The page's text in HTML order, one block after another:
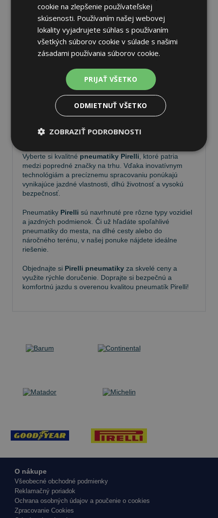
A A 69 dB
Nie je skladom Sledovať naskladnenie
Pneumatiky Pirelli – kvalita a
spoľahlivosť na každej ceste
Vyberte si kvalitné pneumatiky Pirelli , ktoré patria
medzi popredné značky na trhu. Vďaka inovatívnym
technológiám a precíznemu spracovaniu ponúkajú
vynikajúce jazdné vlastnosti, dlhú životnosť a vysokú
bezpečnosť.
Pneumatiky Pirelli sú navrhnuté pre rôzne typy vozidiel
a jazdných podmienok. Či už hľadáte spoľahlivé
pneumatiky do mesta, na dlhé cesty alebo do
náročného terénu, v našej ponuke nájdete ideálne
riešenie.
Objednajte si Pirelli pneumatiky za skvelé ceny a
využite rýchle doručenie. Doprajte si bezpečnú a
komfortnú jazdu s overenou kvalitou pneumatík Pirelli!
O nákupe
Všeobecné obchodné podmienky
Reklamačný poriadok
Ochrana osobných údajov a poučenie o cookies
Zpracovanie Cookies
cookie na zlepšenie používateľskej
skúsenosti. Používaním našej webovej
lokality vyjadrujete súhlas s používaním
všetkých súborov cookie v súlade s našimi
zásadami používania súborov cookie.
PRIJAŤ VŠETKO
ODMIETNUŤ VŠETKO
ZOBRAZIŤ PODROBNOSTI